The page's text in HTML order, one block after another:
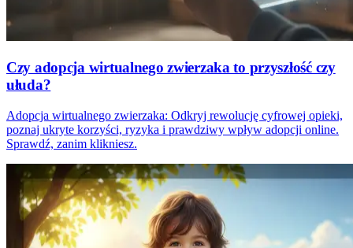
Czy adopcja wirtualnego zwierzaka to przyszłość czy
ułuda?
Adopcja wirtualnego zwierzaka: Odkryj rewolucję cyfrowej opieki,
poznaj ukryte korzyści, ryzyka i prawdziwy wpływ adopcji online.
Sprawdź, zanim klikniesz.